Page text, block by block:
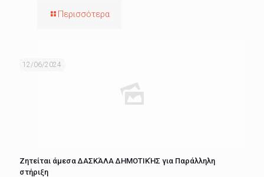
Περισσότερα
12/06/2024
Ζητείται άμεσα ΔΑΣΚΆΛΑ ΔΗΜΟΤΙΚΉΣ για Παράλληλη
στήριξη